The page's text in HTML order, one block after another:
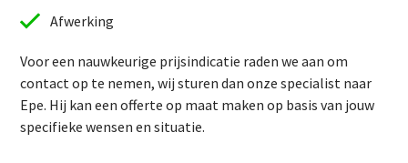
Afwerking
Voor een nauwkeurige prijsindicatie raden we aan om
contact op te nemen, wij sturen dan onze specialist naar
Epe. Hij kan een offerte op maat maken op basis van jouw
specifieke wensen en situatie.